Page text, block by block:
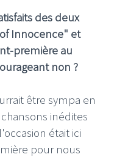
des deux
Innocence" et
première au
non ?
être sympa en
inédites
était ici
pour nous